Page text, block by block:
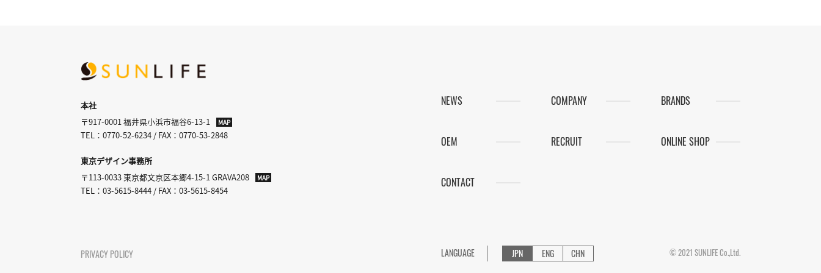
NEWS COMPANY BRANDS
OEM RECRUIT ONLINE SHOP
CONTACT
本社
〒917-0001 福井県小浜市福谷6-13-1
MAP
TEL：0770-52-6234 / FAX：0770-53-2848
東京デザイン事務所
〒113-0033 東京都文京区本郷4-15-1 GRAVA208
MAP
TEL：03-5615-8444 / FAX：03-5615-8454
PRIVACY POLICY LANGUAGE JPN ENG CHN © 2021 SUNLIFE Co.,Ltd.